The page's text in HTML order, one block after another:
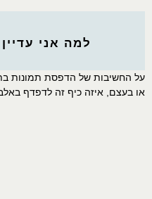
למה אני
על החשיבות של הדפסת תמונות
או בעצם, איזה כיף זה לדפדף